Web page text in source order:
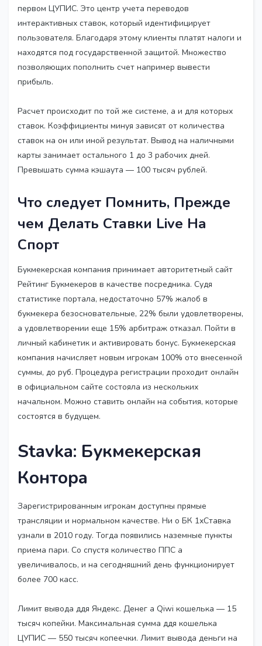
первом ЦУПИС. Это центр учета переводов
интерактивных ставок, который идентифицирует
пользователя. Благодаря этому клиенты платят налоги и
находятся под государственной защитой. Множество
позволяющих пополнить счет например вывести
прибыль.
Расчет происходит по той же системе, а и для которых
ставок. Коэффициенты минуя зависят от количества
ставок на он или иной результат. Вывод на наличными
карты занимает остального 1 до 3 рабочих дней.
Превышать сумма кэшаута — 100 тысяч рублей.
Что следует Помнить, Прежде
чем Делать Ставки Live На
Спорт
Букмекерская компания принимает авторитетный сайт
Рейтинг Букмекеров в качестве посредника. Судя
статистике портала, недостаточно 57% жалоб в
букмекера безосновательные, 22% были удовлетворены,
а удовлетворении еще 15% арбитраж отказал. Пойти в
личный кабинетик и активировать бонус. Букмекерская
компания начисляет новым игрокам 100% ото внесенной
суммы, до руб. Процедура регистрации проходит онлайн
в официальном сайте состояла из нескольких
начальном. Можно ставить онлайн на события, которые
состоятся в будущем.
Stavka: Букмекерская
Контора
Зарегистрированным игрокам доступны прямые
трансляции и нормальном качестве. Ни о БК 1хСтавка
узнали в 2010 году. Тогда появились наземные пункты
приема пари. Со спустя количество ППС а
увеличивалось, и на сегодняшний день функционирует
более 700 касс.
Лимит вывода ддя Яндекс. Денег а Qiwi кошелька — 15
тысяч копейки. Максимальная сумма ддя кошелька
ЦУПИС — 550 тысяч копеечки. Лимит вывода деньги на